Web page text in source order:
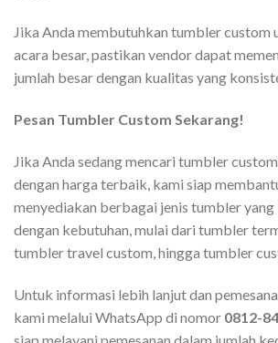
Jika Anda membutuhkan tumbler custom
acara besar, pastikan vendor dapat
jumlah besar dengan kualitas yang
Pesan Tumbler Custom Sekarang!
Jika Anda sedang mencari tumbler
dengan harga terbaik, kami siap
menyediakan berbagai jenis tumbler yang
dengan kebutuhan, mulai dari tumbler
tumbler travel custom, hingga tumbler
Untuk informasi lebih lanjut dan
kami melalui WhatsApp di nomor 0812-
siap melayani pemesanan dalam jumlah